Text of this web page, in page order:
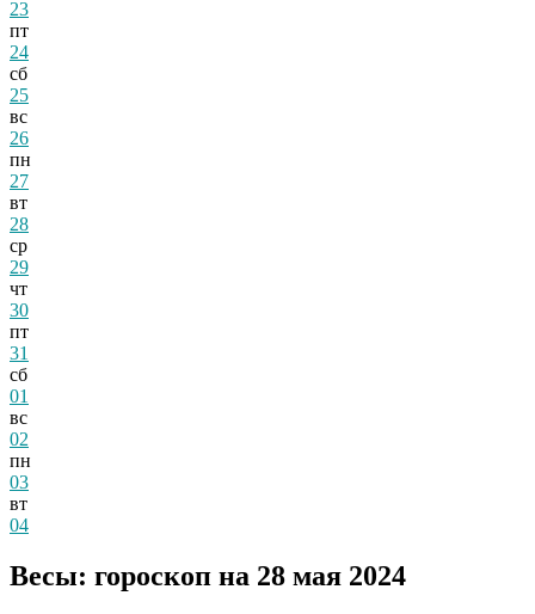
23
пт
24
сб
25
вс
26
пн
27
вт
28
ср
29
чт
30
пт
31
сб
01
вс
02
пн
03
вт
04
Весы: гороскоп на 28 мая 2024